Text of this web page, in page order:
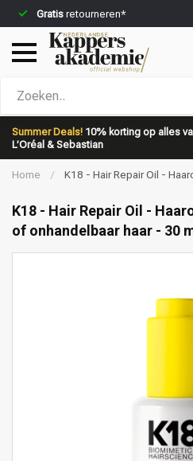
Gratis retourneren*
Summer Deals! 10% korting op alles
L’Oréal & Sebastian
Welke categorie ben jij naar
Merken
Home /
K18 - Hair Repair Oil -
K18 - Hair Repair Oil -
of onhandelbaar haar - 30